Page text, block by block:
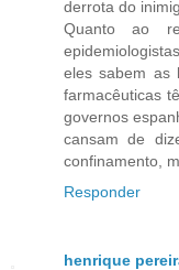
derrota do
Quanto ao
eles sabem as
farmacêuticas
governos
cansam de
confinamento,
Responder
henrique